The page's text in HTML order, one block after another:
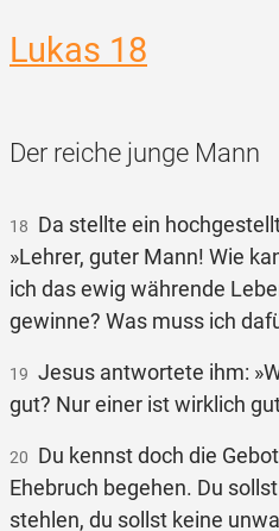
Lukas 18
Der reiche junge Mann
18 Da stellte ein
»Lehrer, guter Mann! Wie
ich das ewig währende
gewinne? Was muss ich
19 Jesus antwortete ihm:
gut? Nur einer ist wirklich
20 Du kennst doch die
Ehebruch begehen. Du
stehlen, du sollst keine